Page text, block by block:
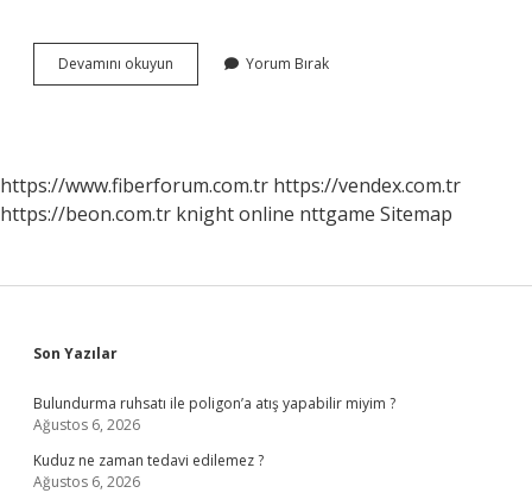
Devamını okuyun
Çeşit
Yorum Bırak
https://www.fiberforum.com.tr https://vendex.com.tr
https://beon.com.tr knight online nttgame Sitemap
Sidebar
Son Yazılar
Bulundurma ruhsatı ile poligon’a atış yapabilir miyim ?
Ağustos 6, 2026
Kuduz ne zaman tedavi edilemez ?
Ağustos 6, 2026